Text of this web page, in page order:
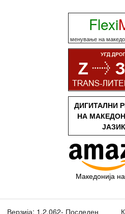
Flexi
менување на
ДИГИТАЛНИ
НА
ЈАЗИК
Македонија
Верзија: 1.2.062- Последен